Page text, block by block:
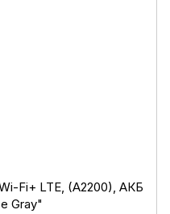
Wi-Fi+ LTE, (A2200), АКБ
Gray"